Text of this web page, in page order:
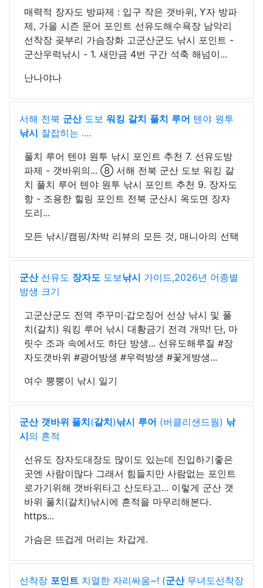
매력적 장자도 방파제 : 입구 작은 갯바위, Y자 방파
제, 가을 시즌 문어 포인트 선유도해수욕장 남악리
선착장 곶부리 가슴장화 고군산군도 낚시 포인트 -
군산우럭낚시 - 1. 새만금 4번 구간 석축 해넘이...
난나야나
서해 전북 군산도보 워킹 갈치 풀치 루어 텐야 원투
낚시 잘잡히는 ....
풀치 루어 텐야 원투 낚시 포인트 추천 7. 선유도방
파제 - 갯바위의... ⑧ 서해 전북 군산 도보 워킹 갈
치 풀치 루어 텐야 원투 낚시 포인트 추천 9. 장자도
항 - 조용한 힐링 포인트 전북 군산시 옥도면 장자
도리...
모든 낚시/캠핑/차박 리뷰의 모든 것, 매니아의 선택
군산선유도 장자도 도보낚시 가이드,2026년 어종별
방생 크기
고군산군도 전역 주꾸미·갑오징어 선상 낚시 및 풀
치(갈치) 워킹 루어 낚시 대황금기 전격 개막! 단, 마
릿수 조과 속에서도 하단 방생... 선유도해루질 #장
자도갯바위 #광어방생 #우럭방생 #꽃게방생...
여수 뿡뿡이 낚시 일기
군산 갯바위 풀치(갈치)낚시 루어 (버클리샌드웜) 낚
시의 흔적
선유도 장자도대장도 많이도 있는데 진입하기좋은
곳엔 사람이많다 그래서 힘들지만 사람없는 포인트
로가기위해 갯바위타고 산도타고... 이렇게 군산 갯
바위 풀치(갈치)낚시에 흔적을 마무리해본다.
https...
가슴은 뜨겁게 머리는 차갑게.
선착장 포인트 치열한 자리싸움~! (군산무녀도선착장